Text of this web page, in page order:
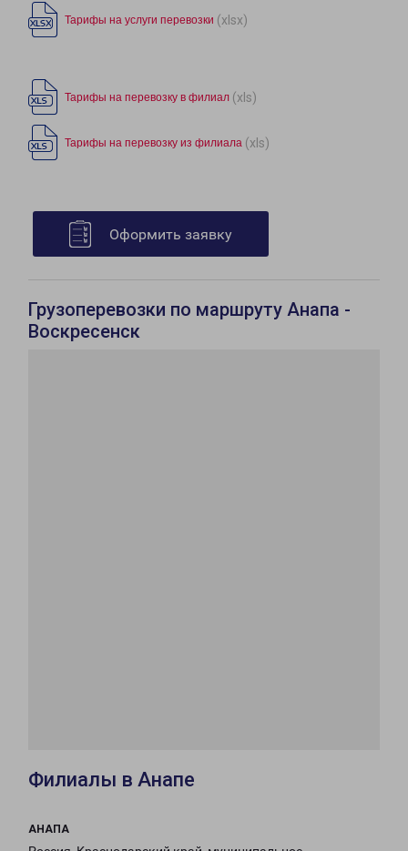
Тарифы на услуги перевозки (xlsx)
Тарифы на перевозку в филиал (xls)
Тарифы на перевозку из филиала (xls)
Оформить заявку
Грузоперевозки по маршруту Анапа -
Воскресенск
Филиалы в Анапе
АНАПА